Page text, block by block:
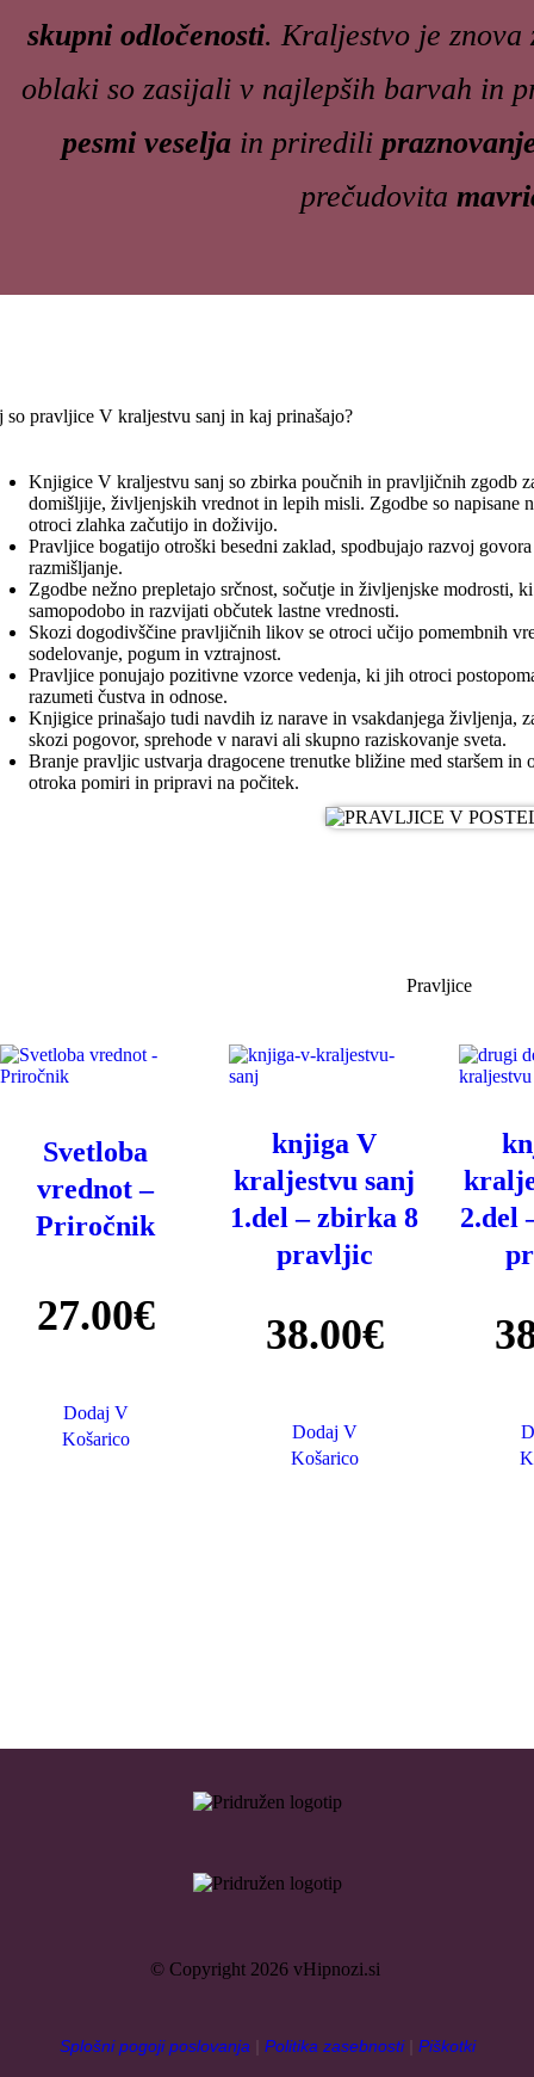
skupni odločenosti. Kraljestvo je znova
oblaki so zasijali v najlepših barvah in
pesmi veseljain priredili
prečudovita
so pravljice V kraljestvu sanj in kaj prinašajo?
Knjigice V kraljestvu sanj so zbirka poučnih in pravljičnih zgodb
domišljije, življenjskih vrednot in lepih misli. Zgodbe so napisane
otroci zlahka začutijo in doživijo.
Pravljice bogatijo otroški besedni zaklad, spodbujajo razvoj
razmišljanje.
Zgodbe nežno prepletajo srčnost, sočutje in življenjske modrosti,
samopodobo in razvijati občutek lastne vrednosti.
Skozi dogodivščine pravljičnih likov se otroci učijo pomembnih
sodelovanje, pogum in vztrajnost.
Pravljice ponujajo pozitivne vzorce vedenja, ki jih otroci
razumeti čustva in odnose.
Knjigice prinašajo tudi navdih iz narave in vsakdanjega življenja,
skozi pogovor, sprehode v naravi ali skupno raziskovanje sveta.
Branje pravljic ustvarja dragocene trenutke bližine med staršem
otroka pomiri in pripravi na počitek.
Pravljice
Svetloba
vrednot –
Priročnik
27.00€
Dodaj V
Košarico
knjiga V
kraljestvu sanj
1.del – zbirka 8
pravljic
38.00€
Dodaj V
Košarico
2.del
© Copyright 2026 vHipnozi.si
Splošni pogoji poslovanja| Politika zasebnosti| Piškotki